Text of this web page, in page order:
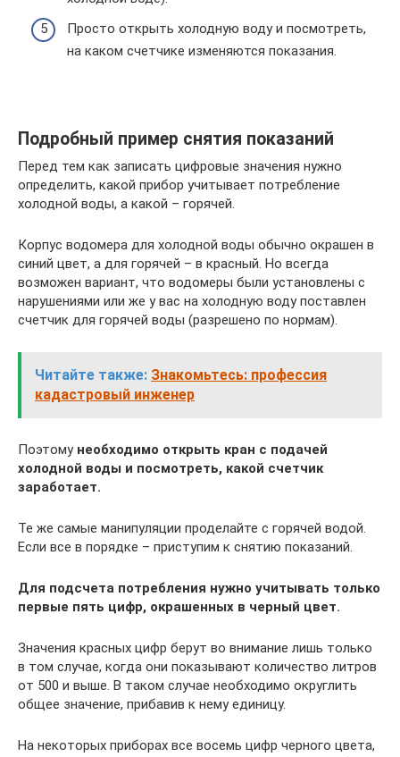
Просто открыть холодную воду и посмотреть,
на каком счетчике изменяются показания.
Подробный пример снятия показаний
Перед тем как записать цифровые значения нужно
определить, какой прибор учитывает потребление
холодной воды, а какой – горячей.
Корпус водомера для холодной воды обычно окрашен в
синий цвет, а для горячей – в красный. Но всегда
возможен вариант, что водомеры были установлены с
нарушениями или же у вас на холодную воду поставлен
счетчик для горячей воды (разрешено по нормам).
Читайте также: Знакомьтесь: профессия
кадастровый инженер
Поэтому необходимо открыть кран с подачей
холодной воды и посмотреть, какой счетчик
заработает.
Те же самые манипуляции проделайте с горячей водой.
Если все в порядке – приступим к снятию показаний.
Для подсчета потребления нужно учитывать только
первые пять цифр, окрашенных в черный цвет.
Значения красных цифр берут во внимание лишь только
в том случае, когда они показывают количество литров
от 500 и выше. В таком случае необходимо округлить
общее значение, прибавив к нему единицу.
На некоторых приборах все восемь цифр черного цвета,